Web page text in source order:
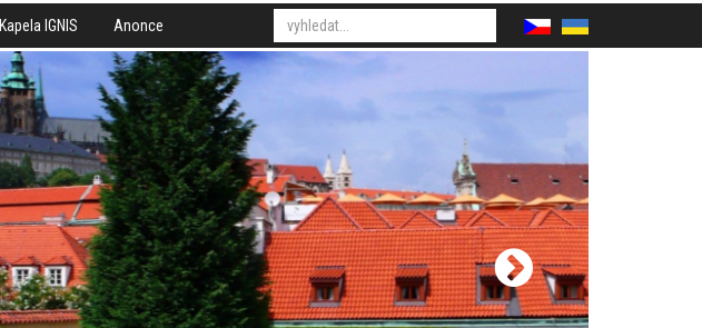
Kapela IGNIS Anonce